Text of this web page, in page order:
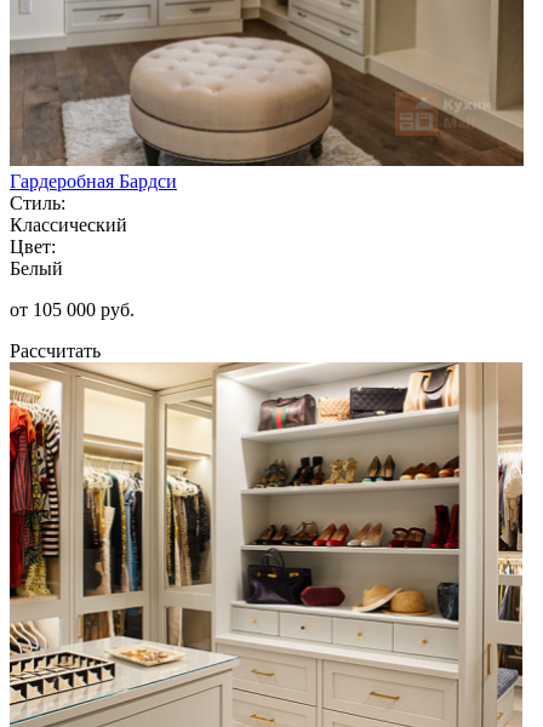
Гардеробная Бардси
Стиль:
Классический
Цвет:
Белый
от 105 000 руб.
Рассчитать